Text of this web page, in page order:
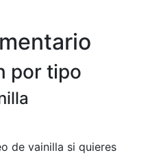
por tipo
de vainilla si quieres